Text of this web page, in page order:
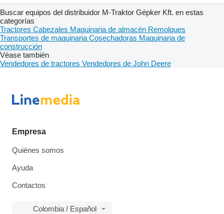
Buscar equipos del distribuidor M-Traktor Gépker Kft. en estas
categorías
Tractores Cabezales Maquinaria de almacén Remolques
Transportes de maquinaria Cosechadoras Maquinaria de
construcción
Véase también
Vendedores de tractores Vendedores de John Deere
Empresa
Quiénes somos
Ayuda
Contactos
Colombia / Español